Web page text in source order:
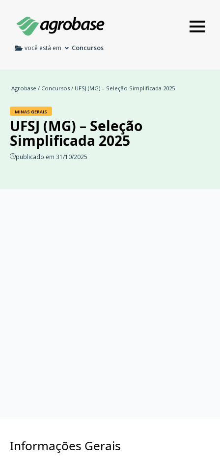
você está em Concursos
Agrobase / Concursos / UFSJ (MG) – Seleção Simplificada 2025
MINAS GERAIS
UFSJ (MG) – Seleção
Simplificada 2025
publicado em 31/10/2025
Informações Gerais